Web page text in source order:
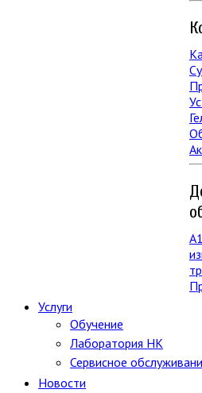
Услуги
Обучение
Лаборатория НК
Сервисное
Новости